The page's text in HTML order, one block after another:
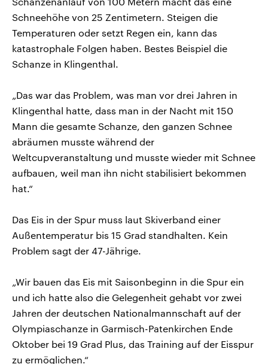
Schneehöhe von 25 Zentimetern. Steigen die
Temperaturen oder setzt Regen ein, kann das
katastrophale Folgen haben. Bestes Beispiel die
Schanze in Klingenthal.
„Das war das Problem, was man vor drei Jahren in
Klingenthal hatte, dass man in der Nacht mit 150
Mann die gesamte Schanze, den ganzen Schnee
abräumen musste während der
Weltcupveranstaltung und musste wieder mit Schnee
aufbauen, weil man ihn nicht stabilisiert bekommen
hat.“
Das Eis in der Spur muss laut Skiverband einer
Außentemperatur bis 15 Grad standhalten. Kein
Problem sagt der 47-Jährige.
„Wir bauen das Eis mit Saisonbeginn in die Spur ein
und ich hatte also die Gelegenheit gehabt vor zwei
Jahren der deutschen Nationalmannschaft auf der
Olympiaschanze in Garmisch-Patenkirchen Ende
Oktober bei 19 Grad Plus, das Training auf der Eisspur
zu ermöglichen.“